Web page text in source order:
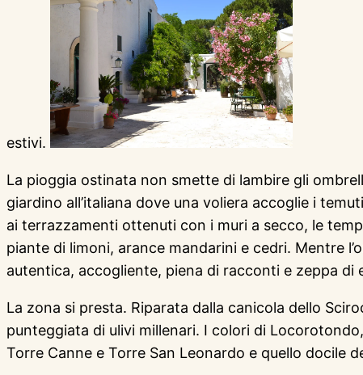
estivi.
La pioggia ostinata non smette di lambire gli
giardino all’italiana dove una voliera accoglie i
ai terrazzamenti ottenuti con i muri a secco, le
piante di limoni, arance mandarini e cedri. Mentre
autentica, accogliente, piena di racconti e zeppa di
La zona si presta. Riparata dalla canicola dello
punteggiata di ulivi millenari. I colori di
Torre Canne e Torre San Leonardo e quello docile